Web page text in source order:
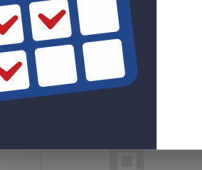
Цена по запросу